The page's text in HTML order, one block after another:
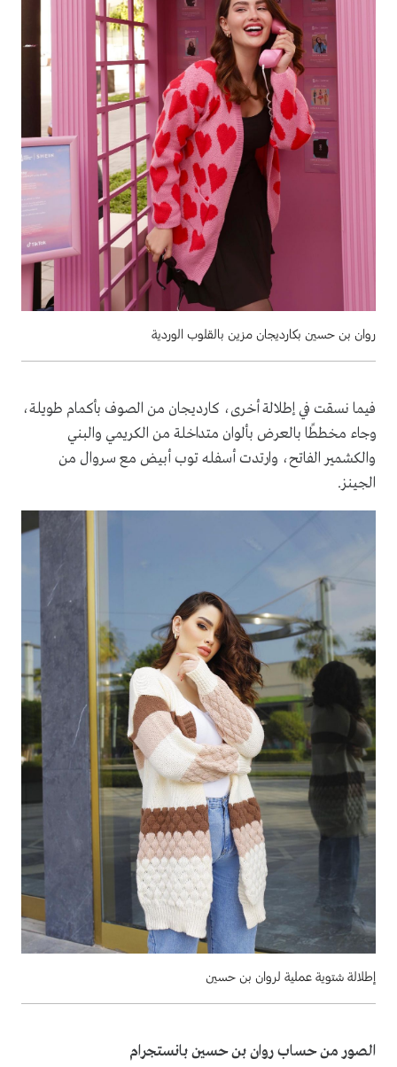
روان بن حسين بكارديجان مزين بالقلوب الوردية
فيما نسقت في إطلالة أخرى، كارديجان من الصوف بأكمام طويلة،
وجاء مخططًا بالعرض بألوان متداخلة من الكريمي والبني
والكشمير الفاتح، وارتدت أسفله توب أبيض مع سروال من
الجينز.
إطلالة شتوية عملية لروان بن حسين
الصور من حساب روان بن حسين بانستجرام